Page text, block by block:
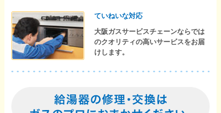
ていねいな対応
大阪ガスサービスチェーンならでは
のクオリティの高いサービスをお届
けします。